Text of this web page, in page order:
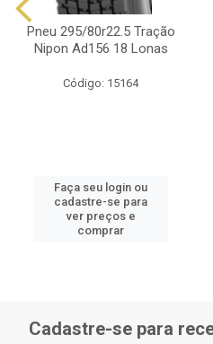
Pneu 295/80r22.5 Tração
Nipon Ad156 18 Lonas
Código: 15164
Faça seu login ou
cadastre-se para
ver preços e
comprar
Cadastre-se para